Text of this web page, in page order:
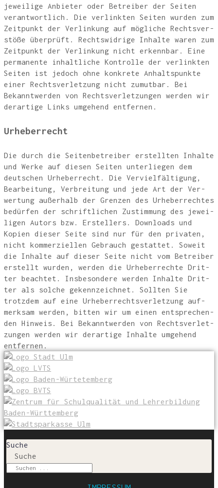
jewei­li­ge Anbie­ter oder Betrei­ber der Sei­ten
ver­ant­wort­lich. Die ver­link­ten Sei­ten wur­den zum
Zeit­punkt der Ver­lin­kung auf mög­li­che Rechts­ver­
stö­ße über­prüft. Rechts­wid­ri­ge Inhal­te waren zum
Zeit­punkt der Ver­lin­kung nicht erkenn­bar. Eine
per­ma­nen­te inhalt­li­che Kon­trol­le der ver­link­ten
Sei­ten ist jedoch ohne kon­kre­te Anhalts­punk­te
einer Rechts­ver­let­zung nicht zumut­bar. Bei
Bekannt­wer­den von Rechts­ver­let­zun­gen wer­den wir
der­ar­ti­ge Links umge­hend entfernen.
Urhe­ber­recht
Die durch die Sei­ten­be­trei­ber erstell­ten Inhal­te
und Wer­ke auf die­sen Sei­ten unter­lie­gen dem
deut­schen Urhe­ber­recht. Die Ver­viel­fäl­ti­gung,
Bear­bei­tung, Ver­brei­tung und jede Art der Ver­
wer­tung außer­halb der Gren­zen des Urhe­ber­rech­tes
bedür­fen der schrift­li­chen Zustim­mung des jewei­
li­gen Autors bzw. Erstel­lers. Down­loads und
Kopien die­ser Sei­te sind nur für den pri­va­ten,
nicht kom­mer­zi­el­len Gebrauch gestat­tet. Soweit
die Inhal­te auf die­ser Sei­te nicht vom Betrei­ber
erstellt wur­den, wer­den die Urhe­ber­rech­te Drit­
ter beach­tet. Ins­be­son­de­re wer­den Inhal­te Drit­
ter als sol­che gekenn­zeich­net. Soll­ten Sie
trotz­dem auf eine Urhe­ber­rechts­ver­let­zung auf­
merk­sam wer­den, bit­ten wir um einen ent­spre­chen­
den Hin­weis. Bei Bekannt­wer­den von Rechts­ver­let­
zun­gen wer­den wir der­ar­ti­ge Inhal­te umge­hend
entfernen.
Suche
Suche